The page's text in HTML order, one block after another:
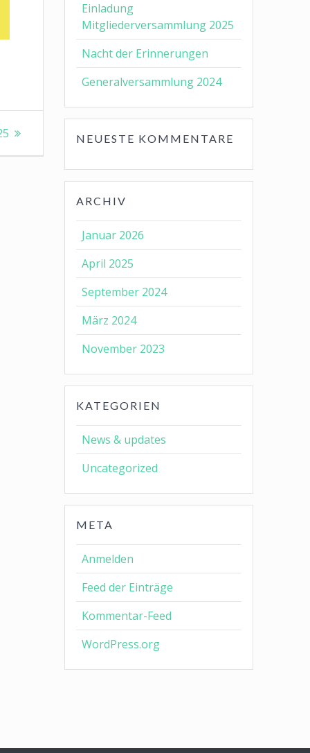
Einladung
Mitgliederversammlung 2025
Nacht der Erinnerungen
Generalversammlung 2024
NEUESTE KOMMENTARE
ARCHIV
Januar 2026
April 2025
September 2024
März 2024
November 2023
KATEGORIEN
News & updates
Uncategorized
META
Anmelden
Feed der Einträge
Kommentar-Feed
WordPress.org